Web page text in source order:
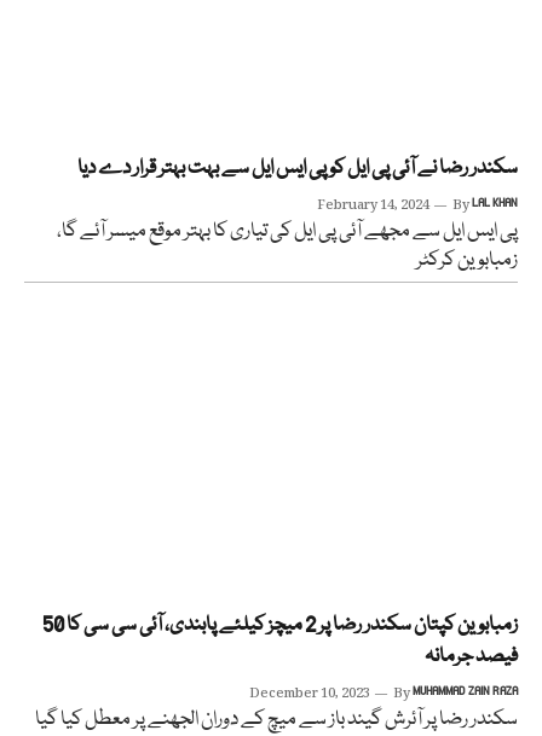
سکندر رضا نے آئی پی ایل کو پی ایس ایل سے بہت بہتر قرار دے دیا
February 14, 2024 ByLAL KHAN
پی ایس ایل سے مجھے آئی پی ایل کی تیاری کا بہتر موقع میسر آئے گا،
زمبابوین کرکٹر
زمبابوین کپتان سکندر رضا پر 2 میچز کیلئے پابندی، آئی سی سی کا 50
فیصد جرمانہ
December 10, 2023 ByMUHAMMAD ZAIN RAZA
سکندر رضا پر آئرش گیند باز سے میچ کے دوران الجھنے پر معطل کیا گیا